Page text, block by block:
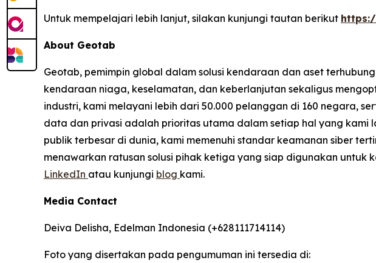
Untuk mempelajari lebih lanjut, silakan kunjungi tautan berikut
About Geotab
Geotab, pemimpin global dalam solusi kendaraan dan aset
kendaraan niaga, keselamatan, dan keberlanjutan sekaligus
industri, kami melayani lebih dari 50.000 pelanggan di 160 negara,
data dan privasi adalah prioritas utama dalam setiap hal yang
publik terbesar di dunia, kami memenuhi standar keamanan siber
menawarkan ratusan solusi pihak ketiga yang siap digunakan untuk
LinkedIn atau kunjungi blog kami.
Media Contact
Deiva Delisha, Edelman Indonesia (+628111714114)
Foto yang disertakan pada pengumuman ini tersedia di: